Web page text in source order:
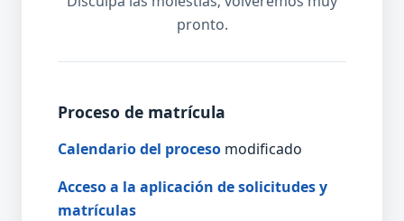
pronto.
Proceso de matrícula
Calendario del proceso modificado
Acceso a la aplicación de solicitudes y
matrículas